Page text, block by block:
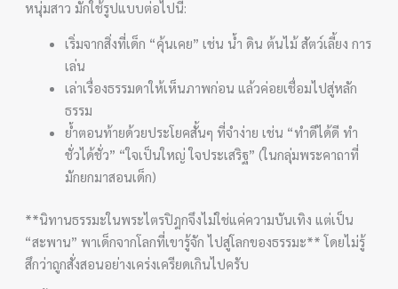
หนุ่มสาว มักใช้รูปแบบต่อไปนี้:
เริ่มจากสิ่งที่เด็ก “คุ้นเคย” เช่น น้ำ ดิน ต้นไม้ สัตว์เลี้ยง การ
เล่น
เล่าเรื่องธรรมดาให้เห็นภาพก่อน แล้วค่อยเชื่อมไปสู่หลัก
ธรรม
ย้ำตอนท้ายด้วยประโยคสั้นๆ ที่จำง่าย เช่น “ทำดีได้ดี ทำ
ชั่วได้ชั่ว” “ใจเป็นใหญ่ ใจประเสริฐ” (ในกลุ่มพระคาถาที่
มักยกมาสอนเด็ก)
**นิทานธรรมะในพระไตรปิฎกจึงไม่ใช่แค่ความบันเทิง แต่เป็น
“สะพาน” พาเด็กจากโลกที่เขารู้จัก ไปสู่โลกของธรรมะ** โดยไม่รู้
สึกว่าถูกสั่งสอนอย่างเคร่งเครียดเกินไปครับ